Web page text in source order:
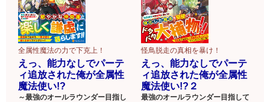
全属性魔法の力で下克上！
えっ、能力なしでパーテ
ィ追放された俺が全属性
魔法使い!?
～最強のオールラウンダー目指し
怪鳥脱走の真相を暴け！
えっ、能力なしでパーテ
ィ追放された俺が全属性
魔法使い!?２
最強のオールラウンダー目指して